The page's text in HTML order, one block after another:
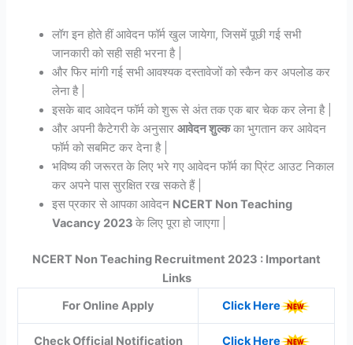
लॉग इन होते हीं आवेदन फॉर्म खुल जायेगा, जिसमें पूछी गई सभी
जानकारी को सही सही भरना है |
और फिर मांगी गई सभी आवश्यक दस्तावेजों को स्कैन कर अपलोड कर
लेना है |
इसके बाद आवेदन फॉर्म को शुरू से अंत तक एक बार चेक कर लेना है |
और अपनी कैटेगरी के अनुसारआवेदन शुल्कका भुगतान कर आवेदन
फॉर्म को सबमिट कर देना है |
भविष्य की जरूरत के लिए भरे गए आवेदन फॉर्म का प्रिंट आउट निकाल
कर अपने पास सुरक्षित रख सकते हैं |
इस प्रकार से आपका आवेदन NCERT Non Teaching
Vacancy 2023के लिए पूरा हो जाएगा |
NCERT Non Teaching Recruitment 2023 : Important
Links
For Online Apply
Click Here
Check Official Notification Click Here